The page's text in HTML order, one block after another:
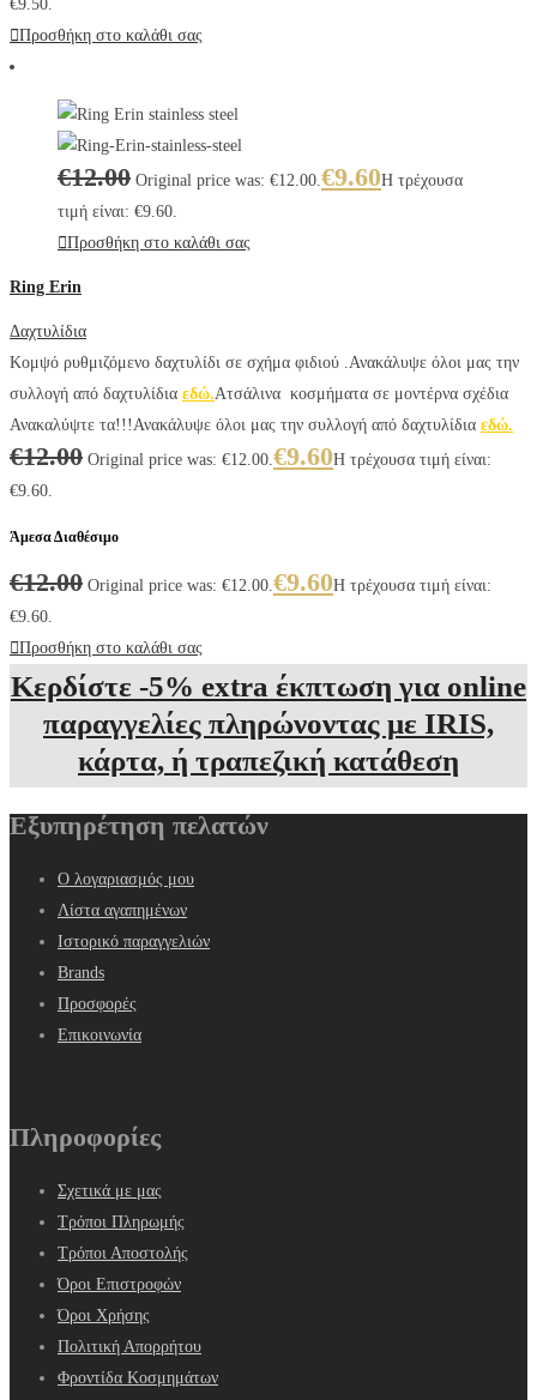
€9.50.
Προσθήκη στο καλάθι σας
€12.00 Original price was: €12.00. €9.60Η τρέχουσα
τιμή είναι: €9.60.
Προσθήκη στο καλάθι σας
Ring Erin
Δαχτυλίδια
Κομψό ρυθμιζόμενο δαχτυλίδι σε σχήμα φιδιού .Ανακάλυψε όλοι μας την
συλλογή από δαχτυλίδια εδώ.Ατσάλινα κοσμήματα σε μοντέρνα σχέδια
Ανακαλύψτε τα!!!Ανακάλυψε όλοι μας την συλλογή από δαχτυλίδια εδώ.
€12.00 Original price was: €12.00. €9.60Η τρέχουσα τιμή είναι:
€9.60.
Άμεσα Διαθέσιμο
€12.00 Original price was: €12.00. €9.60Η τρέχουσα τιμή είναι:
€9.60.
Προσθήκη στο καλάθι σας
Κερδίστε -5% extra έκπτωση για online
παραγγελίες πληρώνοντας με IRIS,
κάρτα, ή τραπεζική κατάθεση
Εξυπηρέτηση πελατών
Ο λογαριασμός μου
Λίστα αγαπημένων
Ιστορικό παραγγελιών
Brands
Προσφορές
Επικοινωνία
Πληροφορίες
Σχετικά με μας
Τρόποι Πληρωμής
Τρόποι Αποστολής
Όροι Επιστροφών
Όροι Χρήσης
Πολιτική Απορρήτου
Φροντίδα Κοσμημάτων